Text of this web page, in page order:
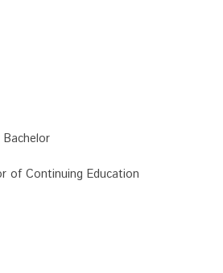
Bachelor
of Continuing Education